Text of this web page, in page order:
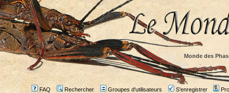
Monde des
FAQ Rechercher Groupes d'utilisateurs S'enregistrer